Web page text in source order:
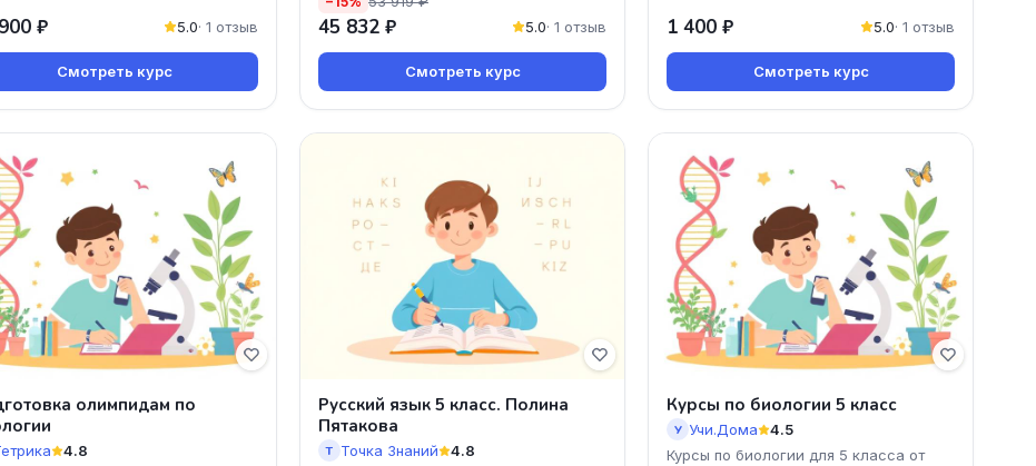
поможет вам
₽ 5.0· 1 отзыв
Смотреть курс
45 832 ₽ 5.0· 1 отзыв
Смотреть курс
1 400 ₽ 5.0· 1 отзыв
Смотреть курс
олимпидам по
4.8
Русский язык 5 класс. Полина
Пятакова
Т Точка Знаний
4.8
Курсы по биологии 5 класс
У Учи.Дома
4.5
Курсы по биологии для 5 класса от